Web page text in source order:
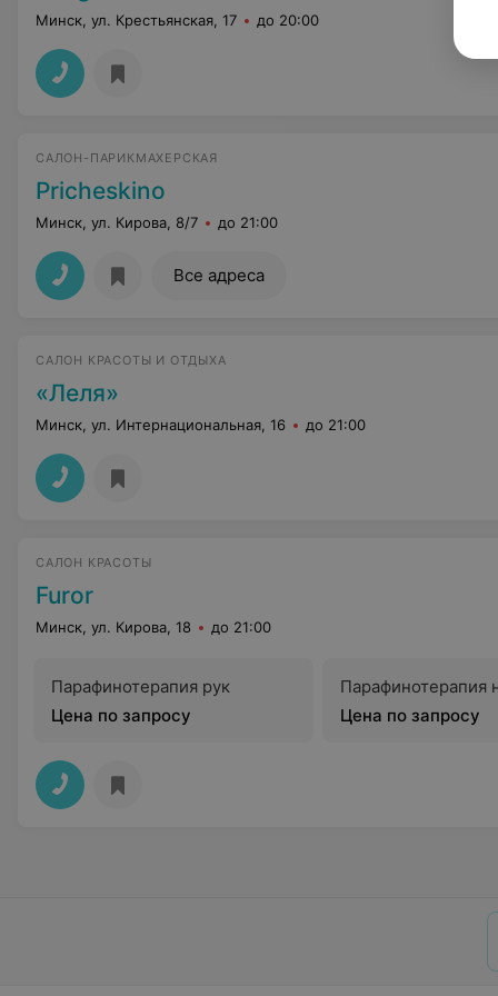
Минск, ул. Крестьянская, 17 до 20:00
САЛОН-ПАРИКМАХЕРСКАЯ
Pricheskino
Минск, ул. Кирова, 8/7 до 21:00
Все адреса
САЛОН КРАСОТЫ И ОТДЫХА
«Леля»
Минск, ул. Интернациональная, 16 до 21:00
САЛОН КРАСОТЫ
Furor
Минск, ул. Кирова, 18 до 21:00
Парафинотерапия рук
Цена по запросу
Парафинотерапия
Цена по запросу